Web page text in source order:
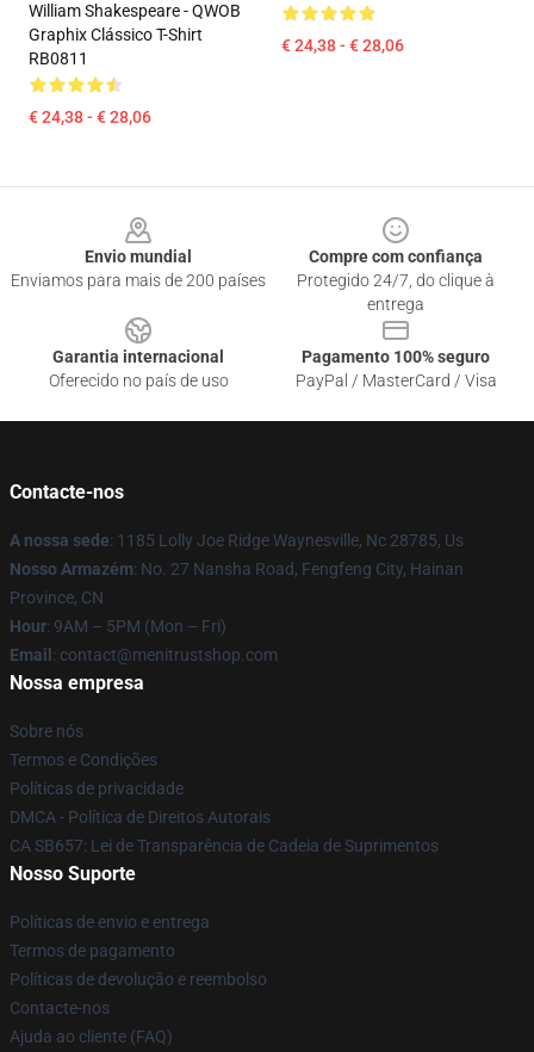
William Shakespeare - QWOB
Graphix Clássico T-Shirt
RB0811
€ 24,38 - € 28,06
€ 24,38 - € 28,06
Envio mundial
Enviamos para mais de 200 países
Compre com confiança
Protegido 24/7, do clique à
entrega
Garantia internacional
Oferecido no país de uso
Pagamento 100% seguro
PayPal / MasterCard / Visa
Contacte-nos
A nossa sede: 1185 Lolly Joe Ridge Waynesville, Nc 28785, Us
Nosso Armazém: No. 27 Nansha Road, Fengfeng City, Hainan
Province, CN
Hour: 9AM – 5PM (Mon – Fri)
Email : contact@menitrustshop.com
Nossa empresa
Sobre nós
Termos e Condições
Políticas de privacidade
DMCA - Política de Direitos Autorais
CA SB657: Lei de Transparência de Cadeia de Suprimentos
Nosso Suporte
Políticas de envio e entrega
Termos de pagamento
Políticas de devolução e reembolso
Contacte-nos
Ajuda ao cliente (FAQ)